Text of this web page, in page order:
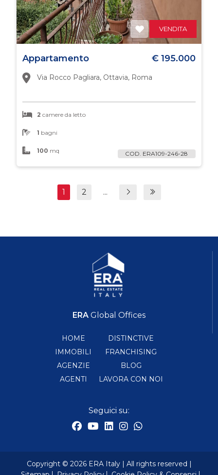
VENDITA
Appartamento € 195.000
Via Rocco Pagliara, Ottavia, Roma
2camere da letto
1 bagni
100 mq COD. ERA109-246-28
1 2 ...
ERAGlobal Offices
HOME
IMMOBILI
AGENZIE
AGENTI
DISTINCTIVE
FRANCHISING
BLOG
LAVORA CON NOI
Seguici su:
Copyright © 2026 ERA Italy | All rights reserved |